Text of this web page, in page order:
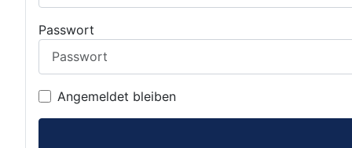
Passwort
Angemeldet bleiben